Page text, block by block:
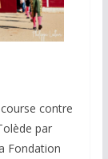
contre
par
Fondation